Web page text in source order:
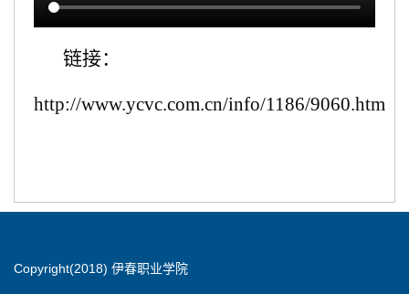
链接：
http://www.ycvc.com.cn/info/1186/9060.htm
Copyright(2018) 伊春职业学院